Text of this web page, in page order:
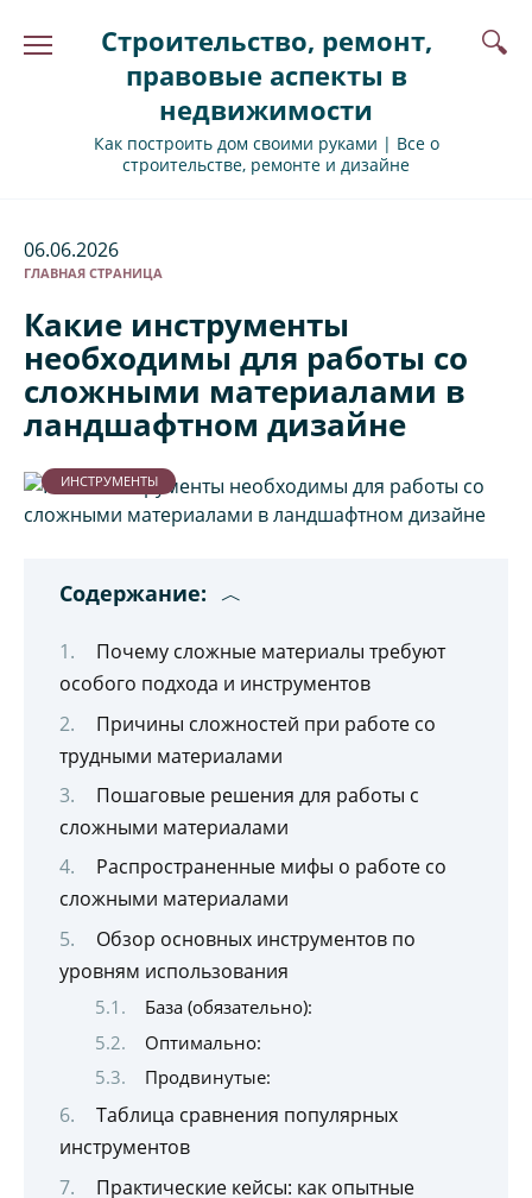
Строительство, ремонт,
правовые аспекты в
недвижимости
Как построить дом своими руками | Все о
строительстве, ремонте и дизайне
06.06.2026
ГЛАВНАЯ СТРАНИЦА
Какие инструменты
необходимы для работы со
сложными материалами в
ландшафтном дизайне
ИНСТРУМЕНТЫ
Содержание:
Почему сложные материалы требуют
особого подхода и инструментов
Причины сложностей при работе со
трудными материалами
Пошаговые решения для работы с
сложными материалами
Распространенные мифы о работе со
сложными материалами
Обзор основных инструментов по
уровням использования
База (обязательно):
Оптимально:
Продвинутые:
Таблица сравнения популярных
инструментов
Практические кейсы: как опытные